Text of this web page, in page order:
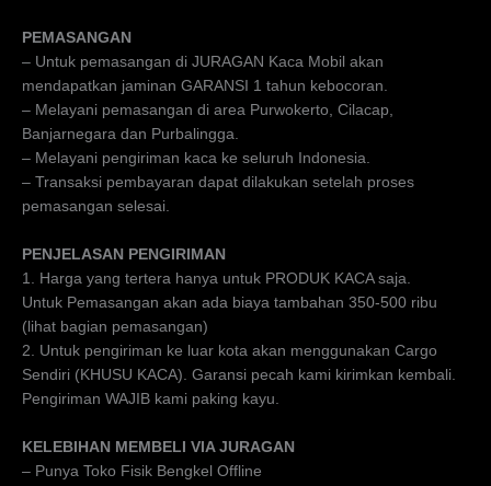
PEMASANGAN
– Untuk pemasangan di JURAGAN Kaca Mobil akan
mendapatkan jaminan GARANSI 1 tahun kebocoran.
– Melayani pemasangan di area Purwokerto, Cilacap,
Banjarnegara dan Purbalingga.
– Melayani pengiriman kaca ke seluruh Indonesia.
– Transaksi pembayaran dapat dilakukan setelah proses
pemasangan selesai.
PENJELASAN PENGIRIMAN
1. Harga yang tertera hanya untuk PRODUK KACA saja.
Untuk Pemasangan akan ada biaya tambahan 350-500 ribu
(lihat bagian pemasangan)
2. Untuk pengiriman ke luar kota akan menggunakan Cargo
Sendiri (KHUSU KACA). Garansi pecah kami kirimkan kembali.
Pengiriman WAJIB kami paking kayu.
KELEBIHAN MEMBELI VIA JURAGAN
– Punya Toko Fisik Bengkel Offline